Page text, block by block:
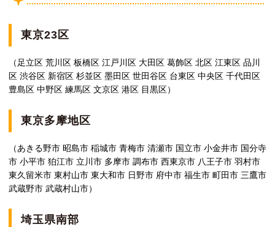
東京23区
（足立区 荒川区 板橋区 江戸川区 大田区 葛飾区 北区 江東区 品川
区 渋谷区 新宿区 杉並区 墨田区 世田谷区 台東区 中央区 千代田区
豊島区 中野区 練馬区 文京区 港区 目黒区）
東京多摩地区
（あきる野市 昭島市 稲城市 青梅市 清瀬市 国立市 小金井市 国分寺
市 小平市 狛江市 立川市 多摩市 調布市 西東京市 八王子市 羽村市
東久留米市 東村山市 東大和市 日野市 府中市 福生市 町田市 三鷹市
武蔵野市 武蔵村山市）
埼玉県南部